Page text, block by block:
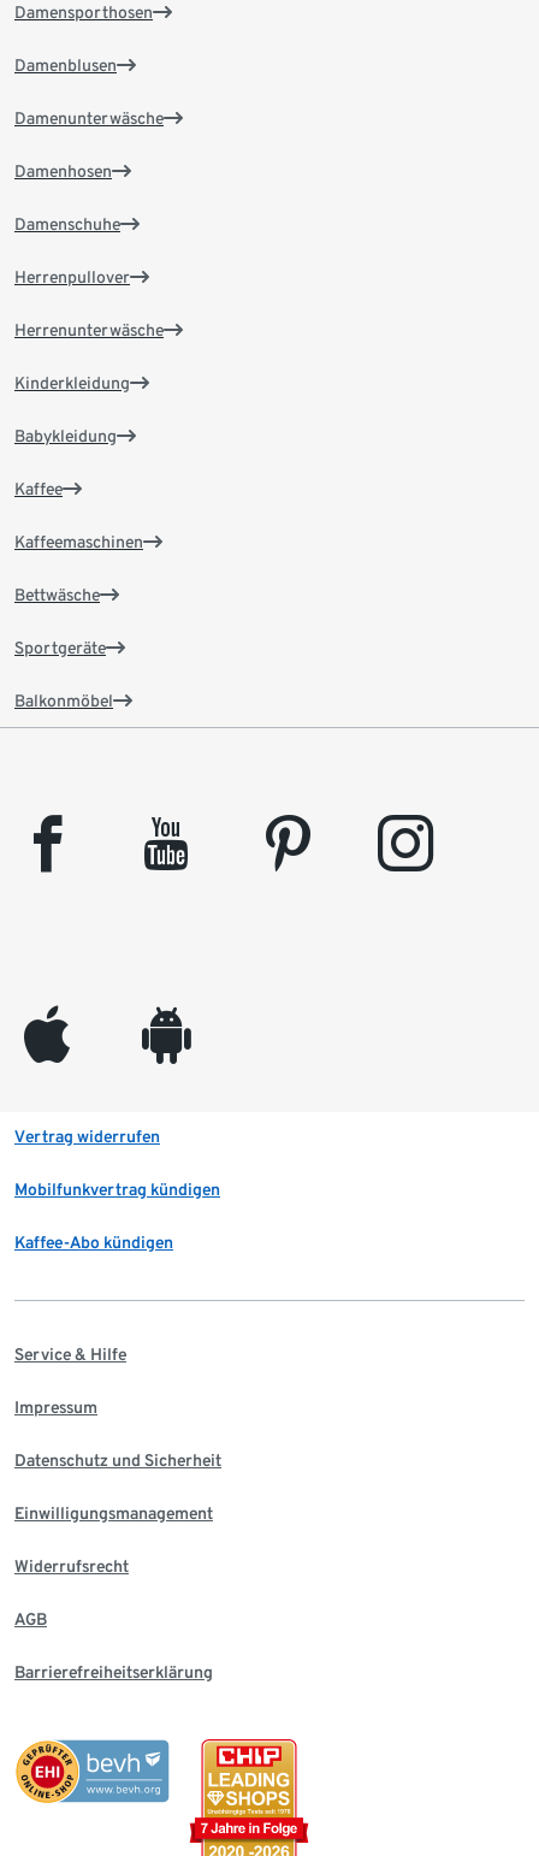
Damensporthosen
Damenblusen
Damenunterwäsche
Damenhosen
Damenschuhe
Herrenpullover
Herrenunterwäsche
Kinderkleidung
Babykleidung
Kaffee
Kaffeemaschinen
Bettwäsche
Sportgeräte
Balkonmöbel
facebook youtube pinterest instagram
appleinc android
Vertrag widerrufen
Mobilfunkvertrag kündigen
Kaffee-Abo kündigen
Service & Hilfe
Impressum
Datenschutz und Sicherheit
Einwilligungsmanagement
Widerrufsrecht
AGB
Barrierefreiheitserklärung